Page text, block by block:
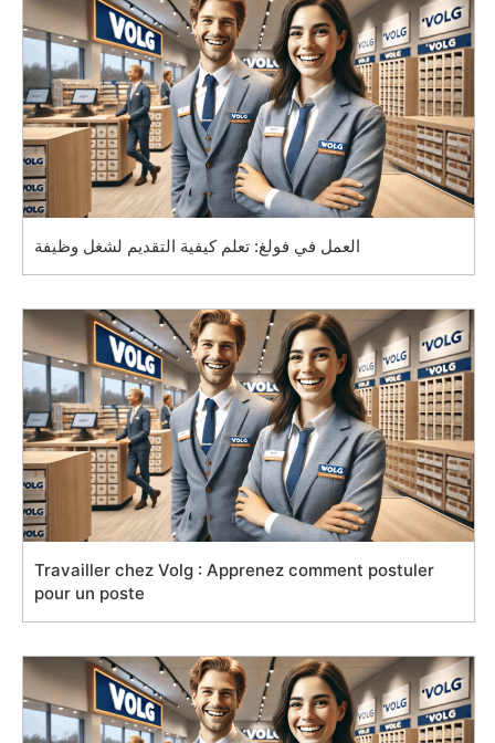
العمل في فولغ: تعلم كيفية التقديم لشغل وظيفة
Travailler chez Volg : Apprenez comment postuler
pour un poste